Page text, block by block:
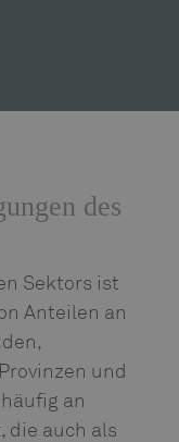
des
Sektors ist
Anteilen an
und
an
die auch als